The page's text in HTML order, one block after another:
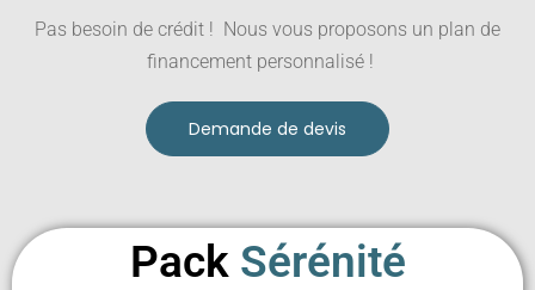
Pas besoin de crédit ! Nous vous proposons un plan de
financement personnalisé !
Demande de devis
Pack Sérénité